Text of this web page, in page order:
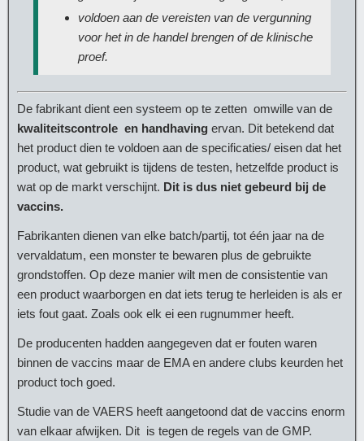
voldoen aan de vereisten van de vergunning
voor het in de handel brengen of de klinische
proef.
De fabrikant dient een systeem op te zetten omwille van de
kwaliteitscontrole en handhaving ervan. Dit betekend dat
het product dien te voldoen aan de specificaties/ eisen dat het
product, wat gebruikt is tijdens de testen, hetzelfde product is
wat op de markt verschijnt. Dit is dus niet gebeurd bij de
vaccins.
Fabrikanten dienen van elke batch/partij, tot één jaar na de
vervaldatum, een monster te bewaren plus de gebruikte
grondstoffen. Op deze manier wilt men de consistentie van
een product waarborgen en dat iets terug te herleiden is als er
iets fout gaat. Zoals ook elk ei een rugnummer heeft.
De producenten hadden aangegeven dat er fouten waren
binnen de vaccins maar de EMA en andere clubs keurden het
product toch goed.
Studie van de VAERS heeft aangetoond dat de vaccins enorm
van elkaar afwijken. Dit is tegen de regels van de GMP.